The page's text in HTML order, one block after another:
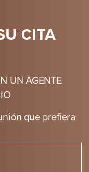
CITA
UN AGENTE
que prefiera